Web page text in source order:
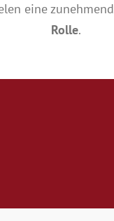
eine zunehmend
Rolle.